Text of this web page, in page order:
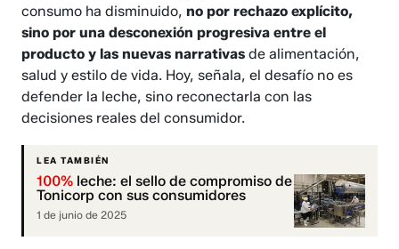
consumo ha disminuido,no por rechazo explícito,
sino por una desconexión progresiva entre el
producto y las nuevas narrativas de alimentación,
salud y estilo de vida. Hoy, señala, el desafío no es
defender la leche, sino reconectarla con las
decisiones reales del consumidor.
LEA TAMBIÉN
100% leche: el sello de compromiso de
Tonicorp con sus consumidores
1 de junio de 2025